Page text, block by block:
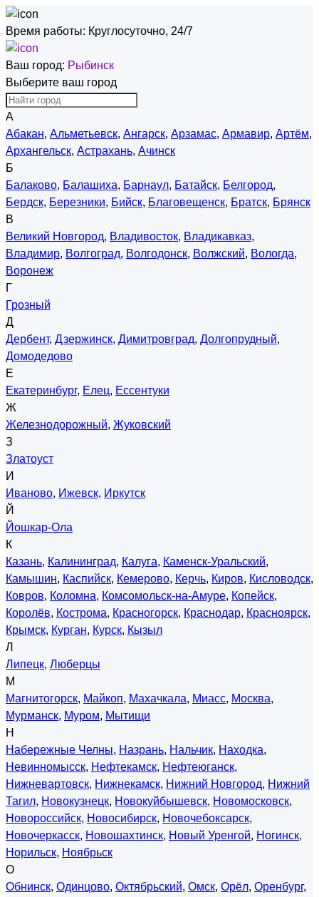
Время работы: Круглосуточно, 24/7
Ваш город: Рыбинск
Выберите ваш город
А
Абакан, Альметьевск, Ангарск, Арзамас, Армавир, Артём,
Архангельск, Астрахань, Ачинск
Б
Балаково, Балашиха, Барнаул, Батайск, Белгород,
Бердск, Березники, Бийск, Благовещенск, Братск, Брянск
В
Великий Новгород, Владивосток, Владикавказ,
Владимир, Волгоград, Волгодонск, Волжский, Вологда,
Воронеж
Г
Грозный
Д
Дербент, Дзержинск, Димитровград, Долгопрудный,
Домодедово
Е
Екатеринбург, Елец, Ессентуки
Ж
Железнодорожный, Жуковский
З
Златоуст
И
Иваново, Ижевск, Иркутск
Й
Йошкар-Ола
К
Казань, Калининград, Калуга, Каменск-Уральский,
Камышин, Каспийск, Кемерово, Керчь, Киров, Кисловодск,
Ковров, Коломна, Комсомольск-на-Амуре, Копейск,
Королёв, Кострома, Красногорск, Краснодар, Красноярск,
Крымск, Курган, Курск, Кызыл
Л
Липецк, Люберцы
М
Магнитогорск, Майкоп, Махачкала, Миасс, Москва,
Мурманск, Муром, Мытищи
Н
Набережные Челны, Назрань, Нальчик, Находка,
Невинномысск, Нефтекамск, Нефтеюганск,
Нижневартовск, Нижнекамск, Нижний Новгород, Нижний
Тагил, Новокузнецк, Новокуйбышевск, Новомосковск,
Новороссийск, Новосибирск, Новочебоксарск,
Новочеркасск, Новошахтинск, Новый Уренгой, Ногинск,
Норильск, Ноябрьск
О
Обнинск, Одинцово, Октябрьский, Омск, Орёл, Оренбург,